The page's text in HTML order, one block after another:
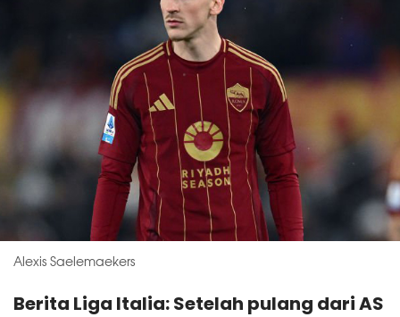
Alexis Saelemaekers
Berita Liga Italia: Setelah pulang dari AS